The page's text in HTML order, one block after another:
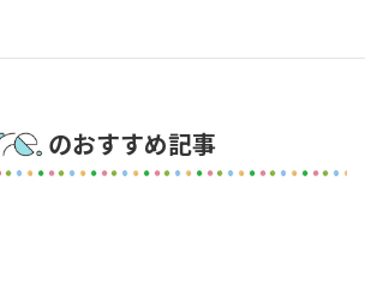
のおすすめ記事